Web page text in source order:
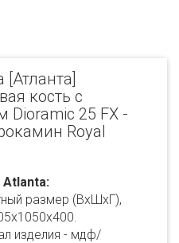
[Атланта]
кость с
Dioramic 25 FX -
Royal
Atlanta:
размер (ВхШхГ),
изделия - мдф/